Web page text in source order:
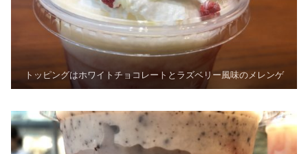
トッピングはホワイトチョコレートとラズベリー風味のメレンゲ